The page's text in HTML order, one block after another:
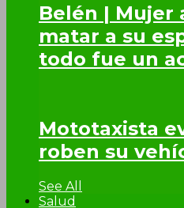
Belén | Mujer
matar a su
todo fue un
Mototaxista
roben su
See All
Salud